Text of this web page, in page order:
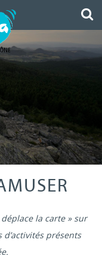
la carte » sur
présents